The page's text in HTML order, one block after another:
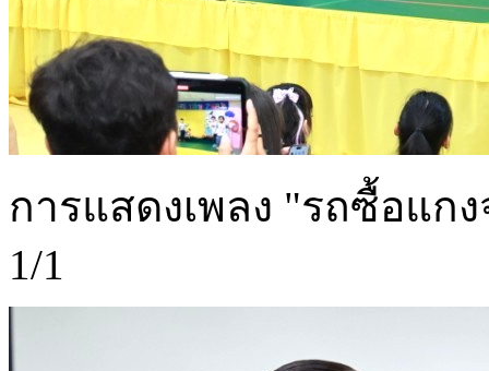
การแสดงเพลง "รถซื้อแก
1/1